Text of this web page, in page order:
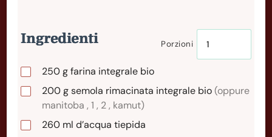
Ingredienti Porzioni
250gfarina integrale bio
200gsemola rimacinata integrale bio(oppure
manitoba , 1 , 2 , kamut)
260 ml d’acqua tiepida